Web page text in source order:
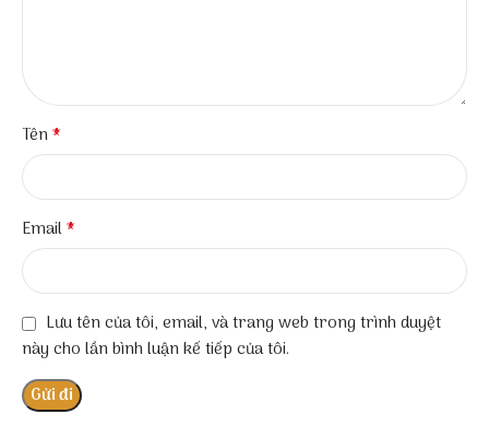
Tên*
Email*
Lưu tên của tôi, email, và trang web trong trình duyệt
này cho lần bình luận kế tiếp của tôi.